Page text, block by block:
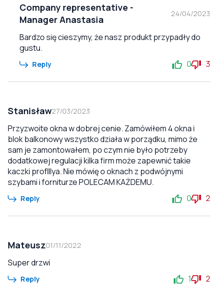
Company representative -
Manager Anastasia
24/04/2023
Bardzo się cieszymy, że nasz produkt przypadły do
gustu.
Reply 0 3
Stanisław27/03/2023
Przyzwoite okna w dobrej cenie. Zamówiłem 4 okna i
blok balkonowy wszystko działa w porządku, mimo że
sam je zamontowałem, po czym nie było potrzeby
dodatkowej regulacji kilka firm może zapewnić takie
kaczki profIllya. Nie mówię o oknach z podwójnymi
szybami i forniturze POLECAM KAŻDEMU.
Reply 0 2
Mateusz01/11/2022
Super drzwi
Reply 1 2